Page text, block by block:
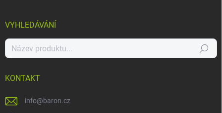
VYHLEDÁVÁNÍ
Hledat
KONTAKT
info@baron.cz